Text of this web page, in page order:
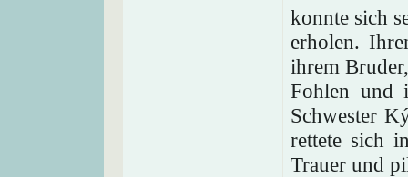
konnte sich
erholen.
ihrem
Fohlen und
Schwester
rettete sich
Trauer und